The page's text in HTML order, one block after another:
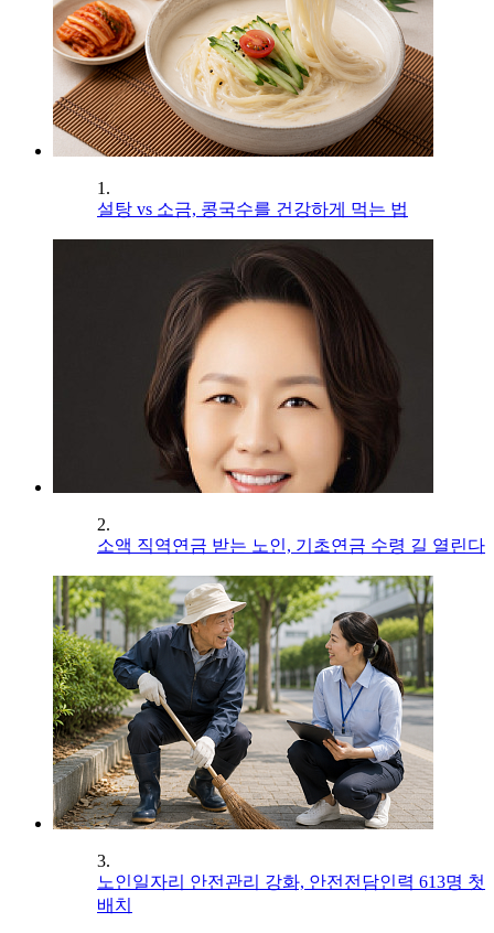
1.
설탕 vs 소금, 콩국수를 건강하게 먹는 법
2.
소액 직역연금 받는 노인, 기초연금 수령 길 열린다
3.
노인일자리 안전관리 강화, 안전전담인력 613명 첫
배치